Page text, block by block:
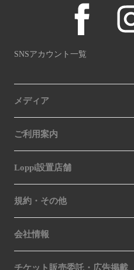
SNSアカウント一覧
メディア
ご利用案内
Loppi設置店舗
規約・その他
会社情報
チケット販売委託・広告掲載